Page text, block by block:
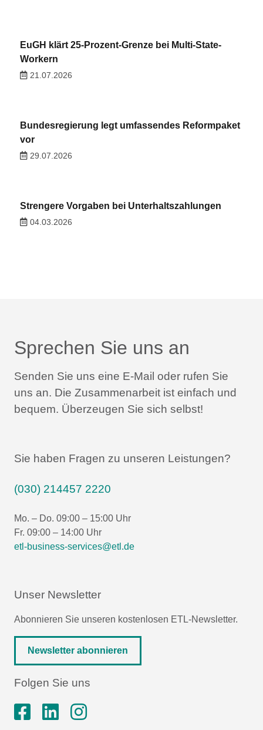
EuGH klärt 25-Prozent-Grenze bei Multi-State-
Workern
21.07.2026
Bundesregierung legt umfassendes Reformpaket
vor
29.07.2026
Strengere Vorgaben bei Unterhaltszahlungen
04.03.2026
Sprechen Sie uns an
Senden Sie uns eine E-Mail oder rufen Sie
uns an. Die Zusammenarbeit ist einfach und
bequem. Überzeugen Sie sich selbst!
Sie haben Fragen zu unseren Leistungen?
(030) 214457 2220
Mo. – Do. 09:00 – 15:00 Uhr
Fr. 09:00 – 14:00 Uhr
etl-business-services@etl.de
Unser Newsletter
Abonnieren Sie unseren kostenlosen ETL-Newsletter.
Newsletter abonnieren
Folgen Sie uns